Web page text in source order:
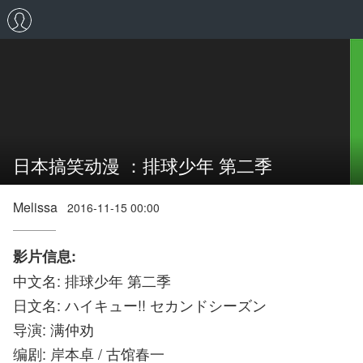
日本搞笑动漫 ：排球少年 第二季
Melissa 2016-11-15 00:00
影片信息:
中文名: 排球少年 第二季
日文名: ハイキュー!! セカンドシーズン
导演: 满仲劝
编剧: 岸本卓 / 古馆春一